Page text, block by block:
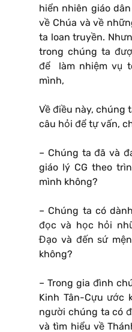
hiển nhiên giáo
về Chúa và về
ta loan truyền.
trong chúng ta
để làm nhiệm vụ
mình,
Về điều này, chúng
câu hỏi để tự vấn,
– Chúng ta đã và
giáo lý CG theo
mình không?
– Chúng ta có
đọc và học hỏi
Đạo và đến sứ
không?
– Trong gia đình
Kinh Tân-Cựu ước
người chúng ta có
và tìm hiểu về